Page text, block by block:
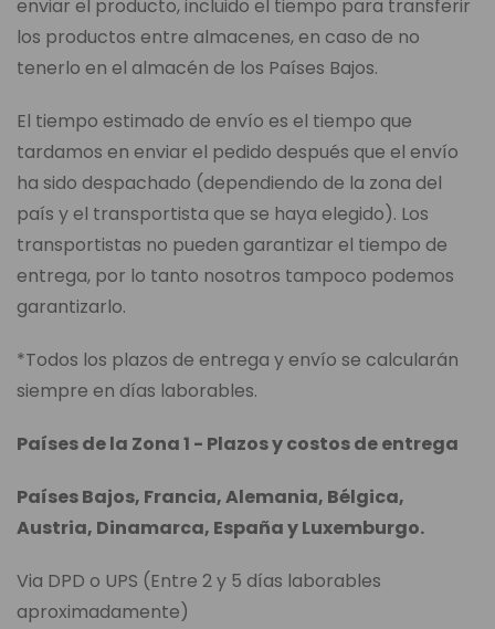
enviar el producto, incluido el tiempo para transferir
los productos entre almacenes, en caso de no
tenerlo en el almacén de los Países Bajos.
El tiempo estimado de envío es el tiempo que
tardamos en enviar el pedido después que el envío
ha sido despachado (dependiendo de la zona del
país y el transportista que se haya elegido). Los
transportistas no pueden garantizar el tiempo de
entrega, por lo tanto nosotros tampoco podemos
garantizarlo.
*Todos los plazos de entrega y envío se calcularán
siempre en días laborables.
Países de la Zona 1 - Plazos y costos de entrega
Países Bajos, Francia, Alemania, Bélgica,
Austria, Dinamarca, España y Luxemburgo.
Via DPD o UPS (Entre 2 y 5 días laborables
aproximadamente)